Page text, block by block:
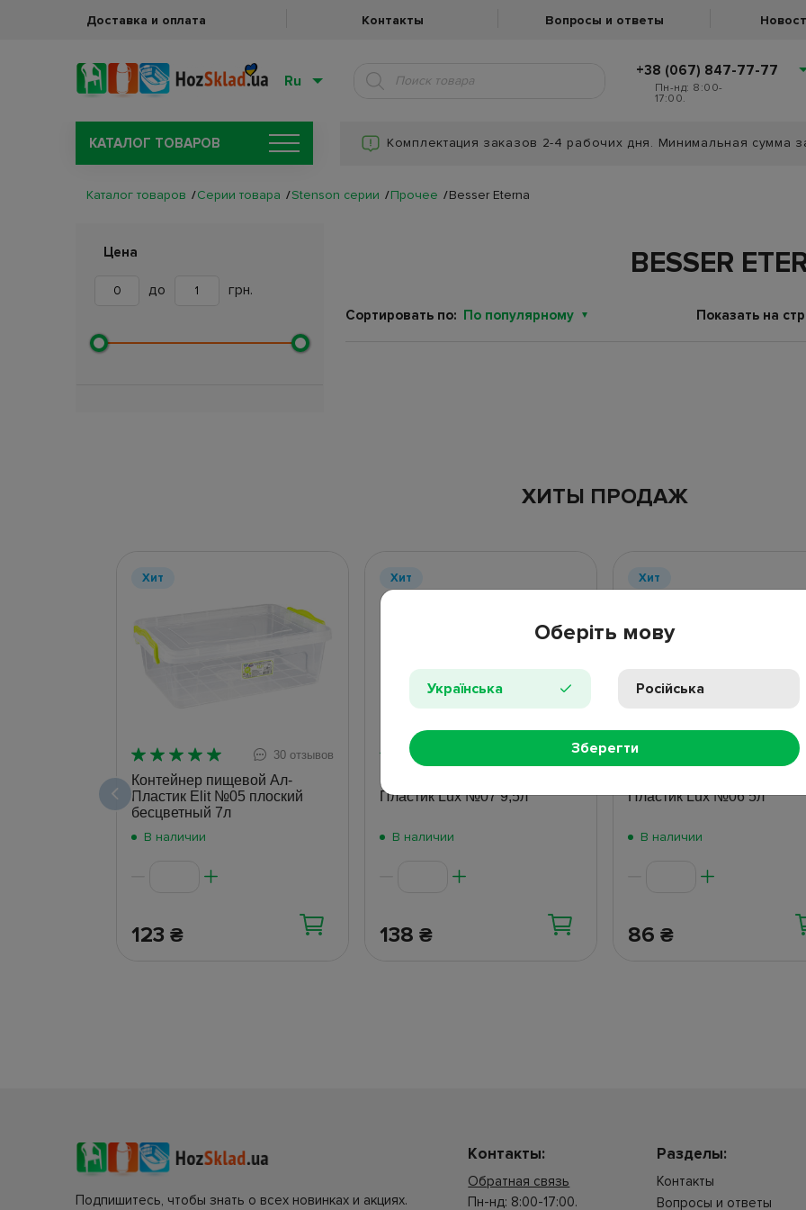
Доставка и оплата Контакты Вопросы и ответы
Ru
+38 (067) 847-77-77
Пн-нд: 8:00-
17:00.
КАТАЛОГ ТОВАРОВ Комплектация заказов 2-4 рабочих дня. Минимальная сумма
Каталог товаров Серии товара Stenson серии Прочее Besser Eterna
Цена
до грн.
BESSER
Сортировать по: По популярному Показать на
ХИТЫ ПРОДАЖ
Хит
30 отзывов
Контейнер пищевой Ал-
Пластик Elit №05 плоский
бесцветный 7л
В наличии
123 ₴
Хит
17 отзывов
Контейнер пищевой Ал-
Пластик Lux №07 9,5л
В наличии
138 ₴
Хит
4
Пластик Lux №06 5л
В наличии
86 ₴
Оберіть мову
Українська Російська
Зберегти
Подпишитесь, чтобы знать о всех новинках и акциях.
Контакты:
Обратная связь
Пн-нд: 8:00-17:00.
Разделы:
Контакты
Вопросы и ответы